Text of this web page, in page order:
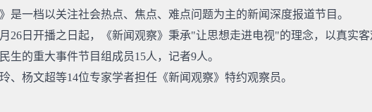
》是一档以关注社会热点、焦点、难点问题为主的新闻深度报道节目。
月26日开播之日起，《新闻观察》秉承"让思想走进电视"的理念，以真实
生的重大事件节目组成员15人，记者9人。
、杨文超等14位专家学者担任《新闻观察》特约观察员。